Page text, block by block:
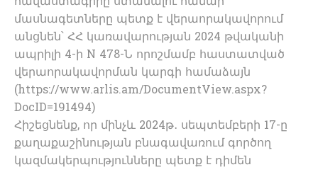
մասնագետները պետք է վերաորակավորում
անցնեն՝ ՀՀ կառավարության 2024 թվականի
ապրիլի 4-ի N 478-Ն որոշմամբ հաստատված
վերաորակավորման կարգի համաձայն
(https://www.arlis.am/DocumentView.aspx?
DocID=191494)
Հիշեցնենք, որ մինչև 2024թ․ սեպտեմբերի 17-ը
քաղաքաշինության բնագավառում գործող
կազմակերպությունները պետք է դիմեն